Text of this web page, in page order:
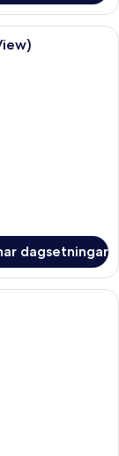
gerð, míníbar,
dagsetningar
gerð, míníbar,